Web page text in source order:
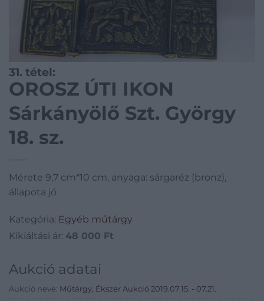
31. tétel:
OROSZ ÚTI IKON
Sárkányölő Szt. György
18. sz.
Mérete 9,7 cm*10 cm, anyaga: sárgaréz (bronz),
állapota jó
Kategória: Egyéb műtárgy
Kikiáltási ár: 48 000 Ft
Aukció adatai
Aukció neve: Műtárgy, Ékszer Aukció 2019.07.15. - 07.21.